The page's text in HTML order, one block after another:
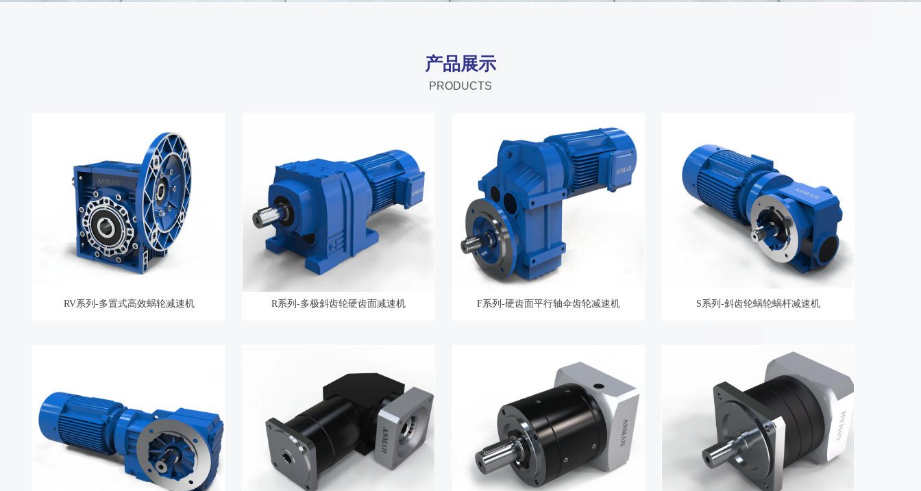
产品展示
PRODUCTS
RV系列-多置式高效蜗轮减速机 R系列-多极斜齿轮硬齿面减速机 F系列-硬齿面平行轴伞齿轮减速机 S系列-斜齿轮蜗轮蜗杆减速机